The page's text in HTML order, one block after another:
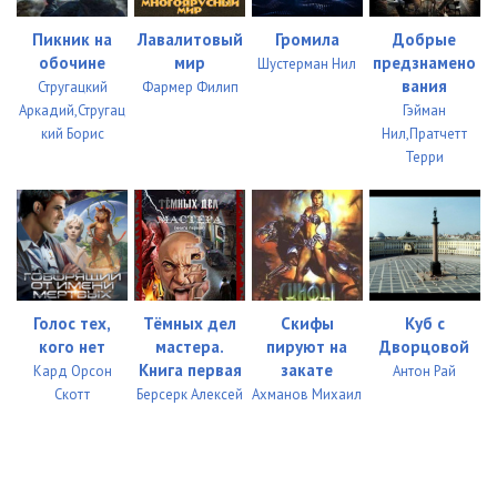
Пикник на
обочине
Стругацкий
Аркадий,Стругац
кий Борис
Лавалитовый
мир
Фармер Филип
Громила
Шустерман Нил
Добрые
предзнамено
вания
Гэйман
Нил,Пратчетт
Терри
Голос тех,
кого нет
Кард Орсон
Скотт
Тёмных дел
мастера.
Книга первая
Берсерк Алексей
Скифы
пируют на
закате
Ахманов Михаил
Куб с
Дворцовой
Антон Рай